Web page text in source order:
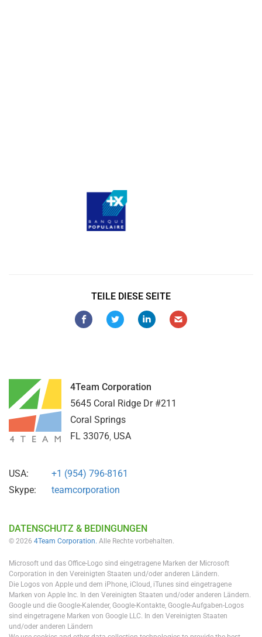
TEILE DIESE SEITE
4Team Corporation
5645 Coral Ridge Dr #211
Coral Springs
FL 33076, USA
USA:
Skype:
+1 (954) 796-8161
teamcorporation
DATENSCHUTZ & BEDINGUNGEN
© 2026 4Team Corporation. Alle Rechte vorbehalten.
Microsoft und das Office-Logo sind eingetragene Marken der Microsoft
Corporation in den Vereinigten Staaten und/oder anderen Ländern.
Die Logos von Apple und dem iPhone, iCloud, iTunes sind eingetragene
Marken von Apple Inc. In den Vereinigten Staaten und/oder anderen Ländern.
Google und die Google-Kalender, Google-Kontakte, Google-Aufgaben-Logos
sind eingetragene Marken von Google LLC. In den Vereinigten Staaten
und/oder anderen Ländern